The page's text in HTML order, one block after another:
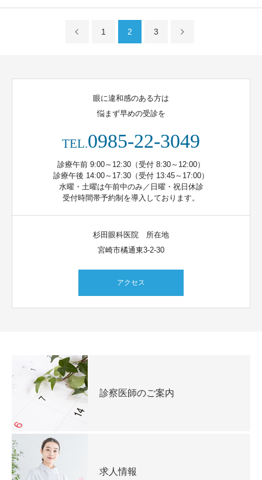
1 2 3
眼に違和感のある方は
悩まず早めの受診を
TEL.0985-22-3049
診療午前 9:00～12:30（受付 8:30～12:00）
診療午後 14:00～17:30（受付 13:45～17:00）
水曜・土曜は午前中のみ／日曜・祝日休診
受付時間帯予約制を導入しております。
杉田眼科医院 所在地
宮崎市橘通東3-2-30
アクセス
診察医師のご案内
求人情報